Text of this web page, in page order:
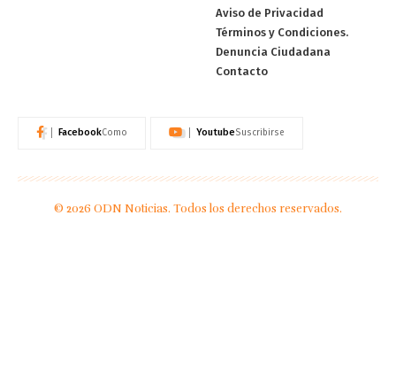
Aviso de Privacidad
Términos y Condiciones.
Denuncia Ciudadana
Contacto
FacebookComo YoutubeSuscribirse
© 2026 ODN Noticias. Todos los derechos reservados.